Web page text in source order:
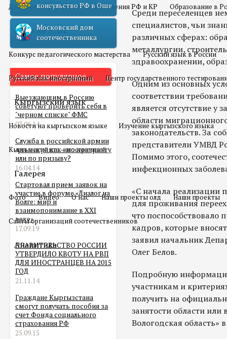
Двойное гражданство Отношения РФ и КР Образование в
Русский язык
Конкурс педагогического мастерства Русский язык в России
Русский как иностранный Центр государственного
Кыргызский язык
Новости на кыргызском языке Изучение кыргызского языка
Кыргызский как иностранный
Галерея
Фото Видео О нас Наши проекты олд Наши проекты
Сайты организаций соотечественников
Аналитика
консульство РФ в Оше
Московский дом
соотечественника
Самое популярное
Выезжающим в Россию
советуют проверить себя в
"черном списке" ФМС
03.06.14
Служба в российской армии
для мигранта – по контракту
или по призыву?
16.04.14
Стартовал прием заявок на
участие в форуме «Диалог на
Волге: мир и
взаимопонимание в XXI
веке»
17.09.19
ПРАВИТЕЛЬСТВО РОССИИ
УТВЕРДИЛО КВОТУ НА РВП
ДЛЯ ИНОСТРАНЦЕВ НА 2015
ГОД
21.11.14
Граждане Кыргызстана
смогут получать пособия за
счет Фонда социального
страхования РФ
25.09.15
Среди переселенцев
специалистов, чьи
различных сферах:
металлургии,
здравоохранении,
Одним из основных
соответствии
является отсутствие
области
законодательств. За
представители УМВД
Помимо этого,
инфекционных
«С начала реализации
для проживания
что
кадров, которые
заявил начальник
Олег Белов.
Подробную
участникам и
получить на
занятости области или
Вологодская область»